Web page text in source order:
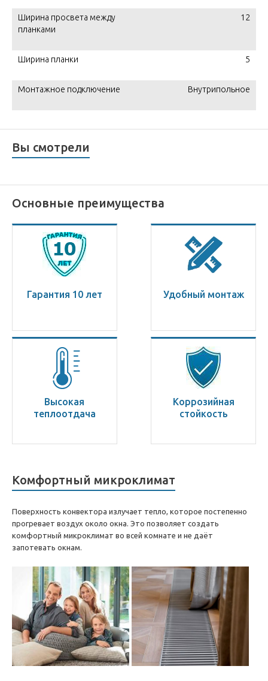
Ширина просвета между
планками
12
Ширина планки 5
Монтажное подключение Внутрипольное
Вы смотрели
Основные преимущества
Гарантия 10 лет Удобный монтаж
Высокая
теплоотдача
Коррозийная
стойкость
Комфортный микроклимат
Поверхность конвектора излучает тепло, которое постепенно
прогревает воздух около окна. Это позволяет создать
комфортный микроклимат во всей комнате и не даёт
запотевать окнам.